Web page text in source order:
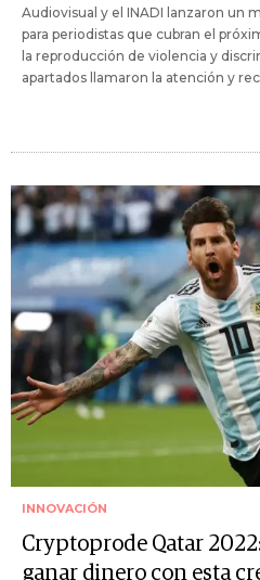
Audiovisual y el INADI lanzaron un
para periodistas que cubran el
la reproducción de violencia y
apartados llamaron la atención y
INNOVACIÓN
Cryptoprode Qatar
ganar dinero con esta